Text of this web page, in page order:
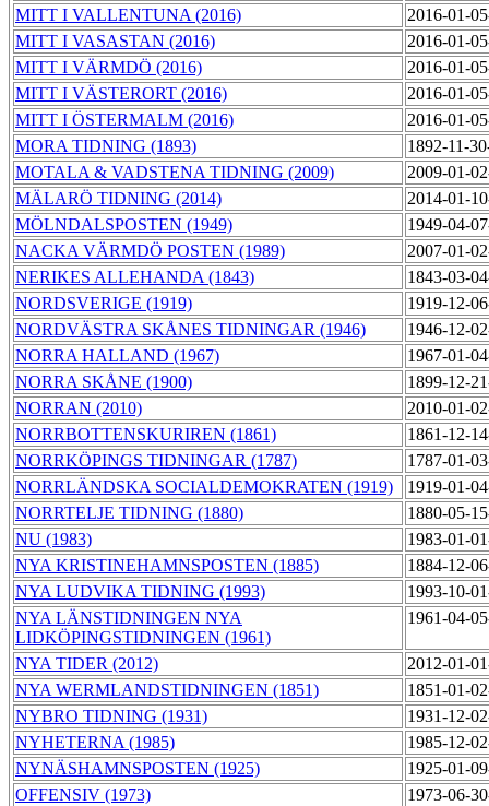
MITT I VALLENTUNA (2016)
2016-01-
MITT I VASASTAN (2016)
2016-01-
MITT I VÄRMDÖ (2016)
2016-01-
MITT I VÄSTERORT (2016)
2016-01-
MITT I ÖSTERMALM (2016)
2016-01-
MORA TIDNING (1893)
1892-11-
MOTALA & VADSTENA TIDNING (2009)
2009-01-
MÄLARÖ TIDNING (2014)
2014-01-
MÖLNDALSPOSTEN (1949)
1949-04-
NACKA VÄRMDÖ POSTEN (1989)
2007-01-
NERIKES ALLEHANDA (1843)
1843-03-
NORDSVERIGE (1919)
1919-12-
NORDVÄSTRA SKÅNES TIDNINGAR (1946)
1946-12-
NORRA HALLAND (1967)
1967-01-
NORRA SKÅNE (1900)
1899-12-
NORRAN (2010)
2010-01-
NORRBOTTENSKURIREN (1861)
1861-12-
NORRKÖPINGS TIDNINGAR (1787)
1787-01-
NORRLÄNDSKA SOCIALDEMOKRATEN (1919)
1919-01-
NORRTELJE TIDNING (1880)
1880-05-
NU (1983)
1983-01-
NYA KRISTINEHAMNSPOSTEN (1885)
1884-12-
NYA LUDVIKA TIDNING (1993)
1993-10-
NYA LÄNSTIDNINGEN NYA
LIDKÖPINGSTIDNINGEN (1961)
1961-04-
NYA TIDER (2012)
2012-01-
NYA WERMLANDSTIDNINGEN (1851)
1851-01-
NYBRO TIDNING (1931)
1931-12-
NYHETERNA (1985)
1985-12-
NYNÄSHAMNSPOSTEN (1925)
1925-01-
OFFENSIV (1973)
1973-06-